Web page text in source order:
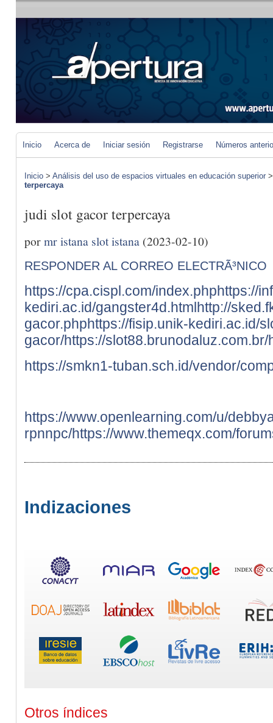
Inicio Acerca de Iniciar sesión Registrarse Números
Inicio > Análisis del uso de espacios virtuales en educación superior
terpercaya
judi slot gacor terpercaya
pormr istana slot istana (2023-02-10)
RESPONDER AL CORREO ELECTRÃ³NICO
https://cpa.cispl.com/index.phphttps://
kediri.ac.id/gangster4d.htmlhttp://
gacor.phphttps://fisip.unik-kediri.ac.id/
gacor/https://slot88.brunodaluz.com.br/
https://smkn1-tuban.sch.id/vendor/
https://www.openlearning.com/u/
rpnnpc/https://www.themeqx.com/
Indizaciones
Otros índices